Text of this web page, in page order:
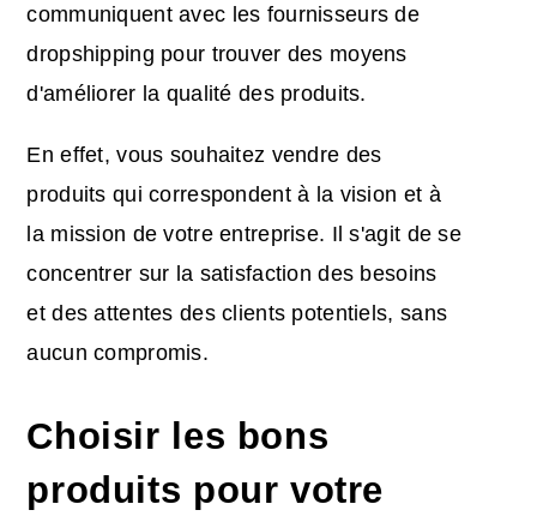
communiquent avec les fournisseurs de
dropshipping pour trouver des moyens
d'améliorer la qualité des produits.
En effet, vous souhaitez vendre des
produits qui correspondent à la vision et à
la mission de votre entreprise. Il s'agit de se
concentrer sur la satisfaction des besoins
et des attentes des clients potentiels, sans
aucun compromis.
Choisir les bons
produits pour votre